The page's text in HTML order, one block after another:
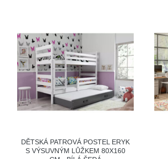
DĚTSKÁ PATROVÁ POSTEL ERYK
S VÝSUVNÝM LŮŽKEM 80X160